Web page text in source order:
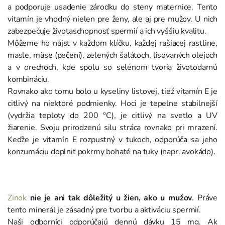
a podporuje usadenie zárodku do steny maternice. Tento
vitamín je vhodný nielen pre ženy, ale aj pre mužov. U nich
zabezpečuje životaschopnosť spermií a ich vyššiu kvalitu.
Môžeme ho nájsť v každom klíčku, každej rašiacej rastline,
masle, mäse (pečeni), zelených šalátoch, lisovaných olejoch
a v orechoch, kde spolu so selénom tvoria životodarnú
kombináciu.
Rovnako ako tomu bolo u kyseliny listovej, tiež vitamín E je
citlivý na niektoré podmienky. Hoci je tepelne stabilnejší
(vydržia teploty do 200 °C), je citlivý na svetlo a UV
žiarenie. Svoju prirodzenú silu stráca rovnako pri mrazení.
Keďže je vitamín E rozpustný v tukoch, odporúča sa jeho
konzumáciu doplniť pokrmy bohaté na tuky (napr. avokádo).
Zinok nie je ani tak dôležitý u žien, ako u mužov. Práve
tento minerál je zásadný pre tvorbu a aktiváciu spermií.
Naši odborníci odporúčajú dennú dávku 15 mg. Ak